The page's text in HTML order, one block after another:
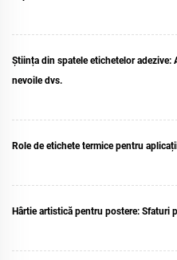
Știința din spatele etichetelor
nevoile dvs.
Role de etichete termice pentru
Hârtie artistică pentru postere: Sfaturi